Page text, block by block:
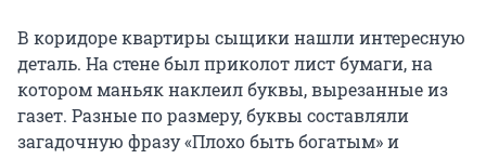
В коридоре квартиры сыщики нашли интересную
деталь. На стене был приколот лист бумаги, на
котором маньяк наклеил буквы, вырезанные из
газет. Разные по размеру, буквы составляли
загадочную фразу «Плохо быть богатым» и